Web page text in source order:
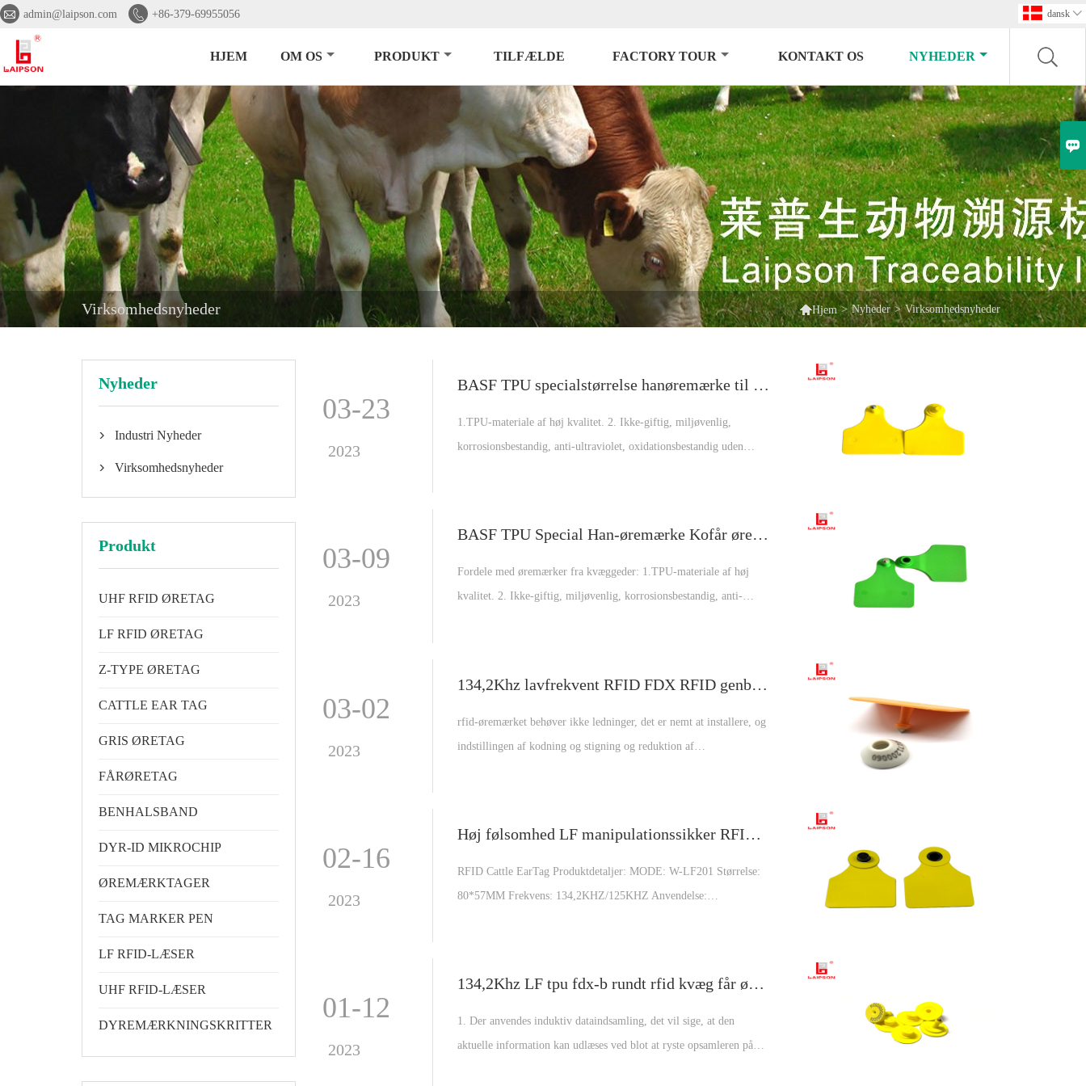
 admin@laipson.com  +86-379-69955056 dansk 
HJEM OM OS PRODUKT TILFÆLDE FACTORY TOUR KONTAKT OS NYHEDER
Virksomhedsnyheder Hjem > Nyheder > Virksomhedsnyheder
Nyheder
 Industri Nyheder
 Virksomhedsnyheder
Produkt
UHF RFID ØRETAG
LF RFID ØRETAG
Z-TYPE ØRETAG
CATTLE EAR TAG
GRIS ØRETAG
FÅRØRETAG
BENHALSBAND
DYR-ID MIKROCHIP
ØREMÆRKTAGER
TAG MARKER PEN
LF RFID-LÆSER
UHF RFID-LÆSER
DYREMÆRKNINGSKRITTER
03-23
2023
BASF TPU specialstørrelse hanøremærke til kvægko fåregård
1.TPU-materiale af høj kvalitet. 2. Ikke-giftig, miljøvenlig,
korrosionsbestandig, anti-ultraviolet, oxidationsbestandig uden
03-09
2023
BASF TPU Special Han-øremærke Kofår øremærke til husdyr
Fordele med øremærker fra kvæggeder: 1.TPU-materiale af høj
kvalitet. 2. Ikke-giftig, miljøvenlig, korrosionsbestandig, anti-
8.Laserudskrivning tilgængelig.
03-02
2023
134,2Khz lavfrekvent RFID FDX RFID genbrug dyreøremærke
rfid-øremærket behøver ikke ledninger, det er nemt at installere, og
indstillingen af ​​kodning og stigning og reduktion af
02-16
2023
Høj følsomhed LF manipulationssikker RFID to stykker kvæg ko øremærke til sporing
RFID Cattle EarTag Produktdetaljer: MODE: W-LF201 Størrelse:
80*57MM Frekvens: 134,2KHZ/125KHZ Anvendelse:
01-12
2023
134,2Khz LF tpu fdx-b rundt rfid kvæg får øremærke til sporing af husdyrbrug
1. Der anvendes induktiv dataindsamling, det vil sige, at den
aktuelle information kan udlæses ved blot at ryste opsamleren på
